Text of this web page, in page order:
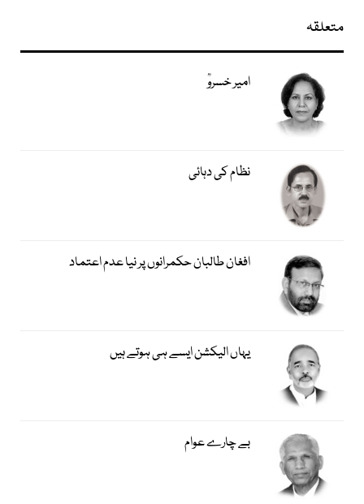
متعلقہ
امیر خسروؒ
نظام کی دہائی
افغان طالبان حکمرانوں پر نیا عدم اعتماد
یہاں الیکشن ایسے ہی ہوتے ہیں
بے چارے عوام